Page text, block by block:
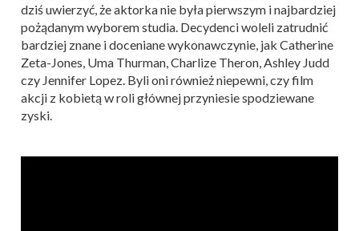
dziś uwierzyć, że aktorka nie była pierwszym i najbardziej
pożądanym wyborem studia. Decydenci woleli zatrudnić
bardziej znane i doceniane wykonawczynie, jak Catherine
Zeta-Jones, Uma Thurman, Charlize Theron, Ashley Judd
czy Jennifer Lopez. Byli oni również niepewni, czy film
akcji z kobietą w roli głównej przyniesie spodziewane
zyski.